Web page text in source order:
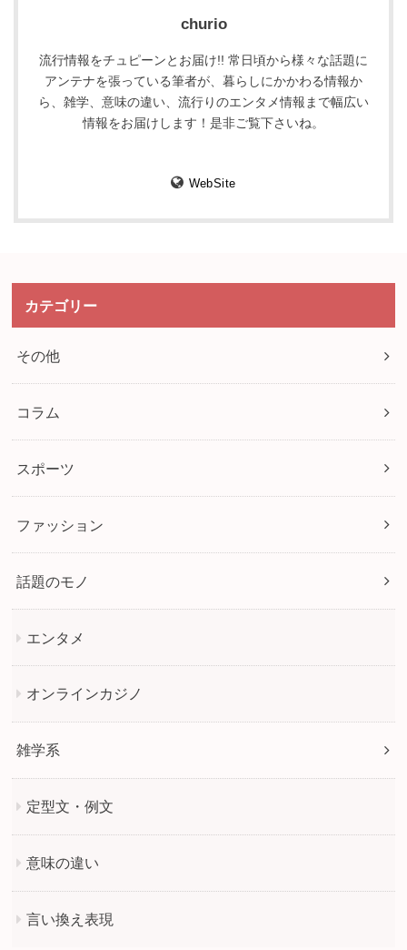
churio
流行情報をチュピーンとお届け!! 常日頃から様々な話題に
アンテナを張っている筆者が、暮らしにかかわる情報か
ら、雑学、意味の違い、流行りのエンタメ情報まで幅広い
情報をお届けします！是非ご覧下さいね。
WebSite
カテゴリー
その他
コラム
スポーツ
ファッション
話題のモノ
エンタメ
オンラインカジノ
雑学系
定型文・例文
意味の違い
言い換え表現